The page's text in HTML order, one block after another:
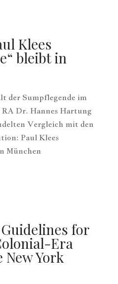
Klees
bleibt in
der Sumpflegende im
Dr. Hannes Hartung
Vergleich mit den
Paul Klees
München
for
Era
York